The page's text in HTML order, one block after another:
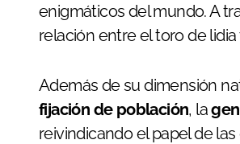
enigmáticos del mundo. A
relación entre el toro de
Además de su dimensión
fijación de población, la
reivindicando el papel de